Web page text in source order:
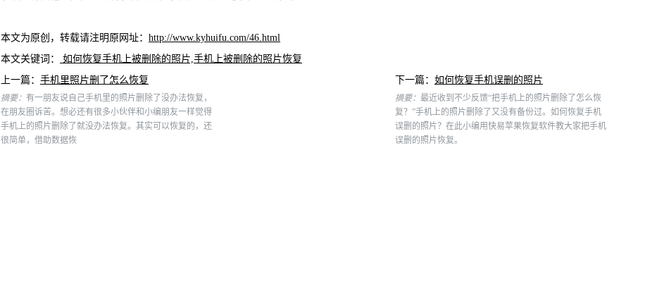
本文为原创，转载请注明原网址： http://www.kyhuifu.com/46.html
本文关键词：
如何恢复手机上被删除的照片,手机上被删除的照片恢复
上一篇： 手机里照片删了怎么恢复
摘要： 有一朋友说自己手机里的照片删除了没办法恢复，
在朋友圈诉苦。想必还有很多小伙伴和小编朋友一样觉得
手机上的照片删除了就没办法恢复。其实可以恢复的，还
很简单，借助数据恢
下一篇： 如何恢复手机误删的照片
摘要： 最近收到不少反馈“把手机上的照片删除了怎么恢
复？”手机上的照片删除了又没有备份过。如何恢复手机
误删的照片？在此小编用快易苹果恢复软件教大家把手机
误删的照片恢复。